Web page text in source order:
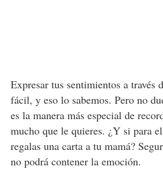
Expresar tus sentimientos a través
fácil, y eso lo sabemos. Pero no
es la manera más especial de
mucho que le quieres. ¿Y si para el
regalas una carta a tu mamá?
no podrá contener la emoción.